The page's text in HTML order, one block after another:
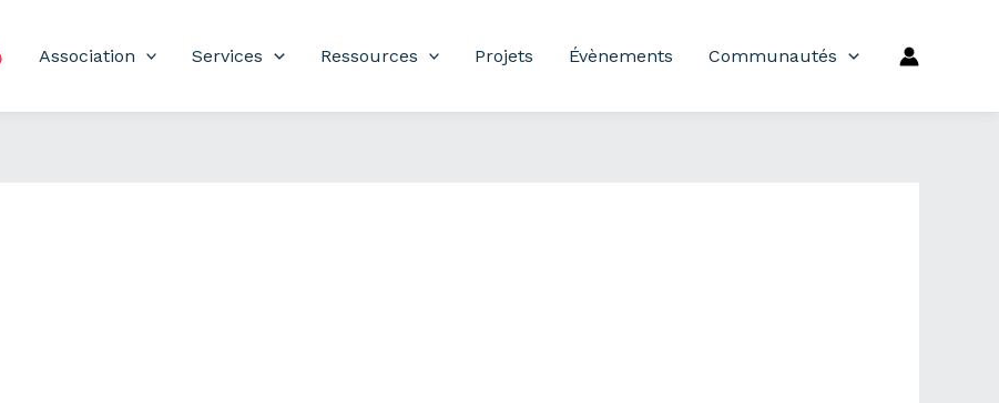
Association Services Ressources Projets Évènements Communautés